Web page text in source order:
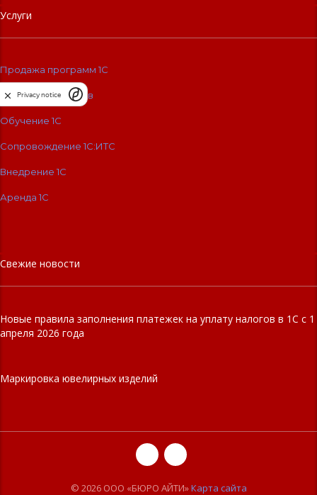
Услуги
Продажа программ 1С
Разработка сайтов
Обучение 1С
Сопровождение 1C:ИТС
Внедрение 1С
Аренда 1С
Свежие новости
Новые правила заполнения платежек на уплату налогов в 1С с 1
апреля 2026 года
Маркировка ювелирных изделий
© 2026 ООО «БЮРО АЙТИ»Карта сайта
Privacy notice